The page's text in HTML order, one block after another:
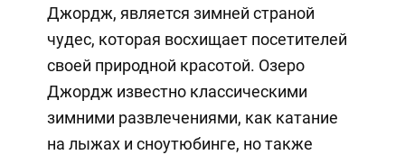
Джордж, является зимней страной
чудес, которая восхищает посетителей
своей природной красотой. Озеро
Джордж известно классическими
зимними развлечениями, как катание
на лыжах и сноутюбинге, но также